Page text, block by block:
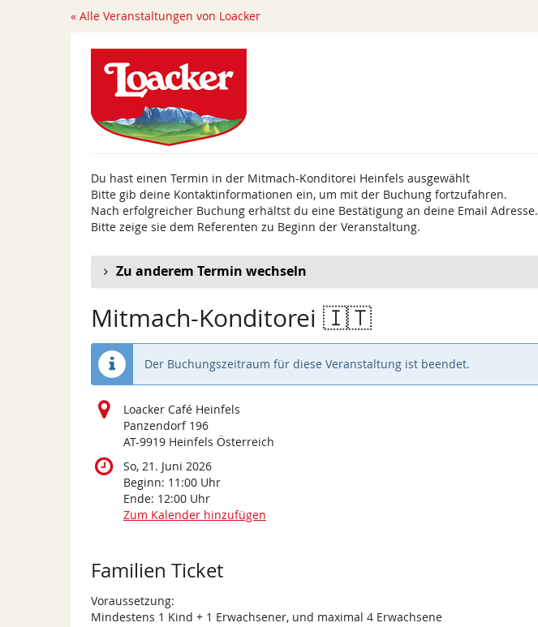
« Alle Veranstaltungen von Loacker
Du hast einen Termin in der Mitmach-Konditorei Heinfels ausgewählt
Bitte gib deine Kontaktinformationen ein, um mit der Buchung fortzufahren.
Nach erfolgreicher Buchung erhältst du eine Bestätigung an deine Email Adresse.
Bitte zeige sie dem Referenten zu Beginn der Veranstaltung.
Zu anderem Termin wechseln
Mitmach-Konditorei 🇮🇹
Der Buchungszeitraum für diese Veranstaltung ist beendet.
Loacker Café Heinfels
Panzendorf 196
AT-9919 Heinfels Österreich
So, 21. Juni 2026
Beginn: 11:00 Uhr
Ende: 12:00 Uhr
Zum Kalender hinzufügen
Produkte
Familien Ticket
Voraussetzung:
Mindestens 1 Kind + 1 Erwachsener, und maximal 4 Erwachsene